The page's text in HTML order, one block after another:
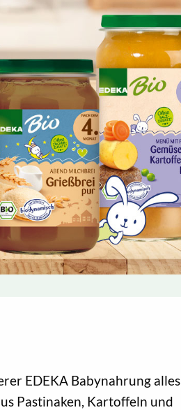
EDEKA Babynahrung alles,
Pastinaken, Kartoffeln und